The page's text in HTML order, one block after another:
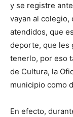
y se registre
vayan al colegio,
atendidos, que
deporte, que les
tenerlo, por eso
de Cultura, la
municipio como
En efecto,